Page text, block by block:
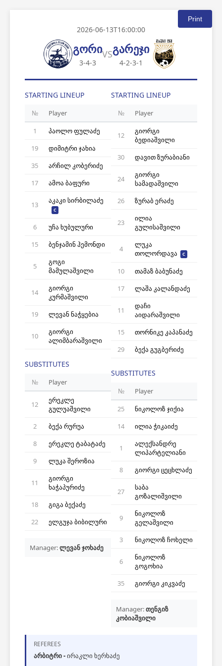
Print
2026-06-13T16:00:00
გორი
3-4-3
VSგარეჯი
4-2-3-1
STARTING LINEUP
№
Player
1
პაოლო ფულაძე
19
დიმიტრი ჯახია
35
არჩილ კობერიძე
17
ამოა ბაფური
13 აკაკი სირბილაძე
C
6
უჩა ხუბულური
15
ბენჯამინ ჰემონდი
5
გოგი
მამულაშვილი
14
გიორგი
კურმაშვილი
19
ლევან ნაჭყებია
10
გიორგი
ალიმბარაშვილი
SUBSTITUTES
№ Player
12
ერეკლე
გულუაშვილი
2
ბექა რურუა
8
ერეკლე ტაბატაძე
9
ლუკა შეროზია
11
გიორგი
ხაჭაპურიძე
18
გიგა ბექაძე
22
ელგუჯა ბიბილური
Manager:ლევან ჯოხაძე
STARTING LINEUP
№ Player
12
გიორგი
ბედიაშვილი
30
დავით ზურაბიანი
24
გიორგი
სამადაშვილი
26
ზურაბ ერაძე
23
ილია
გულისაშვილი
4
ლუკა
თოლორდავა
C
10
თამაზ ბაბუნაძე
17
ლაშა კალანდაძე
11
დაჩი
აიდარაშვილი
15
თორნიკე კაპანაძე
29
ბექა გუგბერიძე
SUBSTITUTES
№
Player
25
ნიკოლოზ ჯიქია
14
ილია ჭიკაიძე
1
ალექსანდრე
ლიპარტელიანი
8
გიორგი ცეცხლაძე
27
საბა
გოზალიშვილი
9
ნიკოლოზ
გელაშვილი
3
ნიკოლოზ ჩოხელი
6
ნიკოლოზ
გოგოხია
35
გიორგი კიკვაძე
Manager:თენგიზ
კობიაშვილი
REFEREES
არბიტრი -ირაკლი ხერხაძე